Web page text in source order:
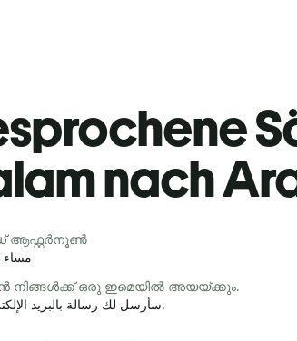
nach
ആഫ്റ്റർനൂൺ
مساء
നിങ്ങൾക്ക് ഒരു ഇമെയിൽ അയയ്ക്കും.
سأرسل لك رسالة بالبريد الإلكتروني.